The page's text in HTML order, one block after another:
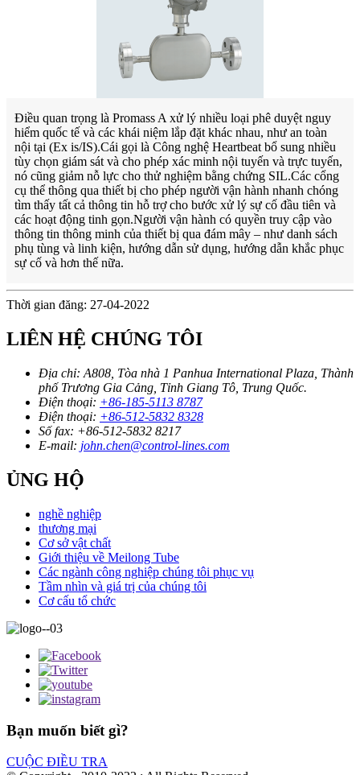
Điều quan trọng là Promass A xử lý nhiều loại phê duyệt nguy
hiểm quốc tế và các khái niệm lắp đặt khác nhau, như an toàn
nội tại (Ex is/IS).Cái gọi là Công nghệ Heartbeat bổ sung nhiều
tùy chọn giám sát và cho phép xác minh nội tuyến và trực tuyến,
nó cũng giảm nỗ lực cho thử nghiệm bằng chứng SIL.Các cổng
cụ thể thông qua thiết bị cho phép người vận hành nhanh chóng
tìm thấy tất cả thông tin hỗ trợ cho bước xử lý sự cố đầu tiên và
các hoạt động tinh gọn.Người vận hành có quyền truy cập vào
thông tin thông minh của thiết bị qua đám mây – như danh sách
phụ tùng và linh kiện, hướng dẫn sử dụng, hướng dẫn khắc phục
sự cố và hơn thế nữa.
Thời gian đăng: 27-04-2022
LIÊN HỆ CHÚNG TÔI
Địa chỉ: A808, Tòa nhà 1 Panhua International Plaza, Thành
phố Trương Gia Cảng, Tỉnh Giang Tô, Trung Quốc.
Điện thoại: +86-185-5113 8787
Điện thoại: +86-512-5832 8328
Số fax: +86-512-5832 8217
E-mail: john.chen@control-lines.com
ỦNG HỘ
nghề nghiệp
thương mại
Cơ sở vật chất
Giới thiệu về Meilong Tube
Các ngành công nghiệp chúng tôi phục vụ
Tầm nhìn và giá trị của chúng tôi
Cơ cấu tổ chức
Bạn muốn biết gì?
CUỘC ĐIỀU TRA